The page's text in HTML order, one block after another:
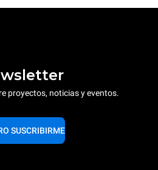
proyectos, noticias y eventos.
SUSCRIBIRME